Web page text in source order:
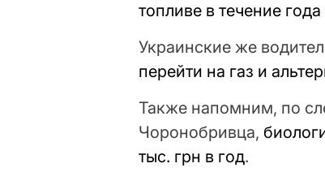
топливе в течение
Украинские же
перейти на газ и
Также напомним, по
Чоронобривца,
тыс. грн в год.